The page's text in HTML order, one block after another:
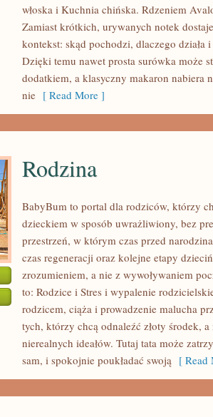
włoska i Kuchnia chińska. Rdzeniem
Zamiast krótkich, urywanych notek
kontekst: skąd pochodzi, dlaczego działa
Dzięki temu nawet prosta surówka może
dodatkiem, a klasyczny makaron nabiera
nie [ Read More ]
Rodzina
BabyBum to portal dla rodziców, którzy
dzieckiem w sposób uwrażliwiony, bez
przestrzeń, w którym czas przed
czas regeneracji oraz kolejne etapy
zrozumieniem, a nie z wywoływaniem
to: Rodzice i Stres i wypalenie
rodzicem, ciąża i prowadzenie malucha
tych, którzy chcą odnaleźć złoty środek,
nierealnych ideałów. Tutaj tata może
sam, i spokojnie poukładać swoją [ Read